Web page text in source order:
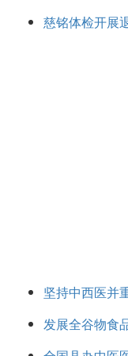
慈铭体检开展
坚持中西医并
发展全谷物食